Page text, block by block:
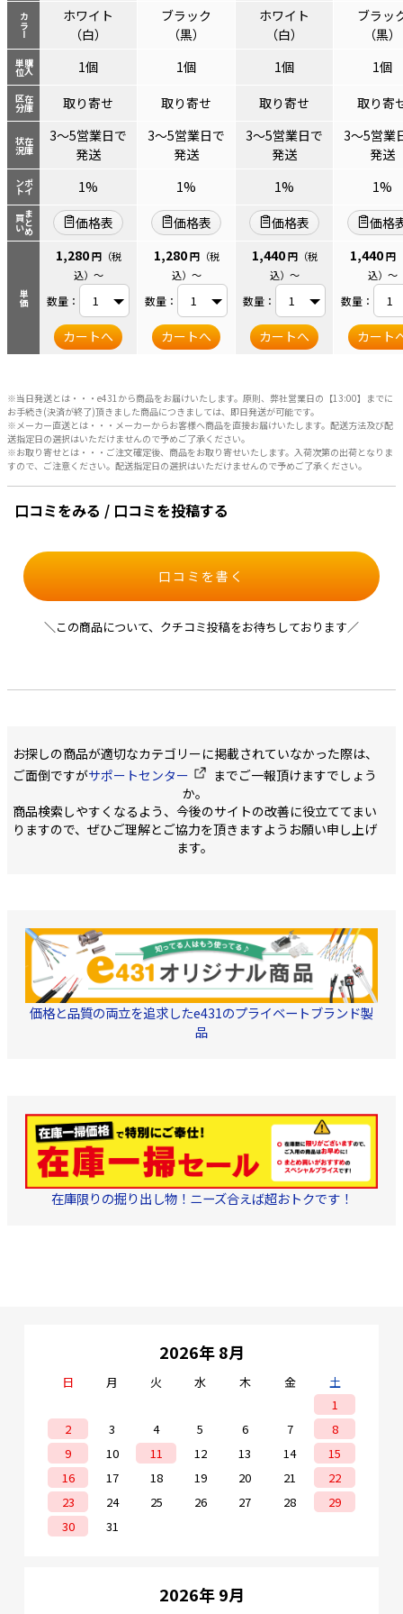
カラー
購入
単位
在庫
区分
在庫
状況
ポイ
ント
まとめ
買い
単価
ホワイト
（白）
ブラック
（黒）
ホワイト
（白）
ブラッ
（黒）
1個
1個 1個
1個
取り寄せ
取り寄せ 取り寄せ
取り寄
3～5営業日で
発送
3～5営業日で
発送
3～5営業日で
発送
3～5営業
発送
1%
1% 1%
1%
価格表
価格表 価格表
価格
1,280 円（税
込） ～
数量：
カートへ
1,280 円（税
込） ～
数量：
カートへ
1,440 円（税
込） ～
数量：
カートへ
1,440 円
込） ～
数量：
カート
※当日発送とは・・・e431から商品をお届けいたします。原則、弊社営業日の【13:00】までに
お手続き(決済が終了)頂きました商品につきましては、即日発送が可能です。
※メーカー直送とは・・・メーカーからお客様へ商品を直接お届けいたします。配送方法及び配
送指定日の選択はいただけませんので予めご了承ください。
※お取り寄せとは・・・ご注文確定後、商品をお取り寄せいたします。入荷次第の出荷となりま
すので、ご注意ください。配送指定日の選択はいただけませんので予めご了承ください。
口コミをみる / 口コミを投稿する
口コミを書く
＼この商品について、クチコミ投稿をお待ちしております／
お探しの商品が適切なカテゴリーに掲載されていなかった際は、
ご面倒ですがサポートセンター
までご一報頂けますでしょう
か。
商品検索しやすくなるよう、今後のサイトの改善に役立ててまい
りますので、ぜひご理解とご協力を頂きますようお願い申し上げ
ます。
価格と品質の両立を追求したe431のプライベートブランド製
品
在庫限りの掘り出し物！ニーズ合えば超おトクです！
2026年 8月
日 月 火 水 木 金
土
1
2
3 4 5 6 7
8
9
10 11 12 13 14
15
16
17 18 19 20 21
22
23
24 25 26 27 28
29
30
31
2026年 9月